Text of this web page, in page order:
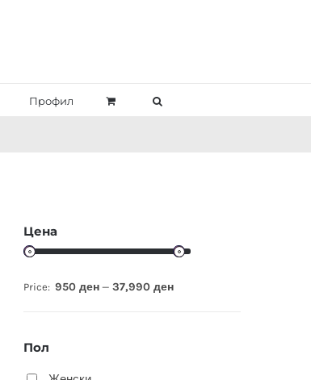
Профил
Цена
Price: 950 ден— 37,990 ден
Пол